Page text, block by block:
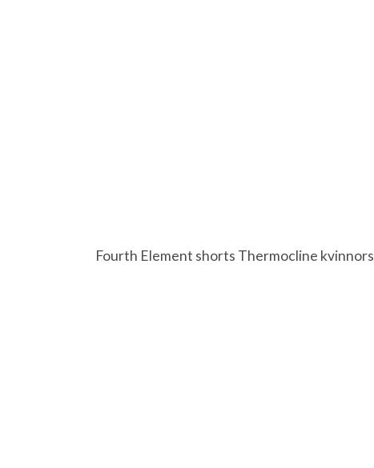
Fourth Element shorts Thermocline kvinnors